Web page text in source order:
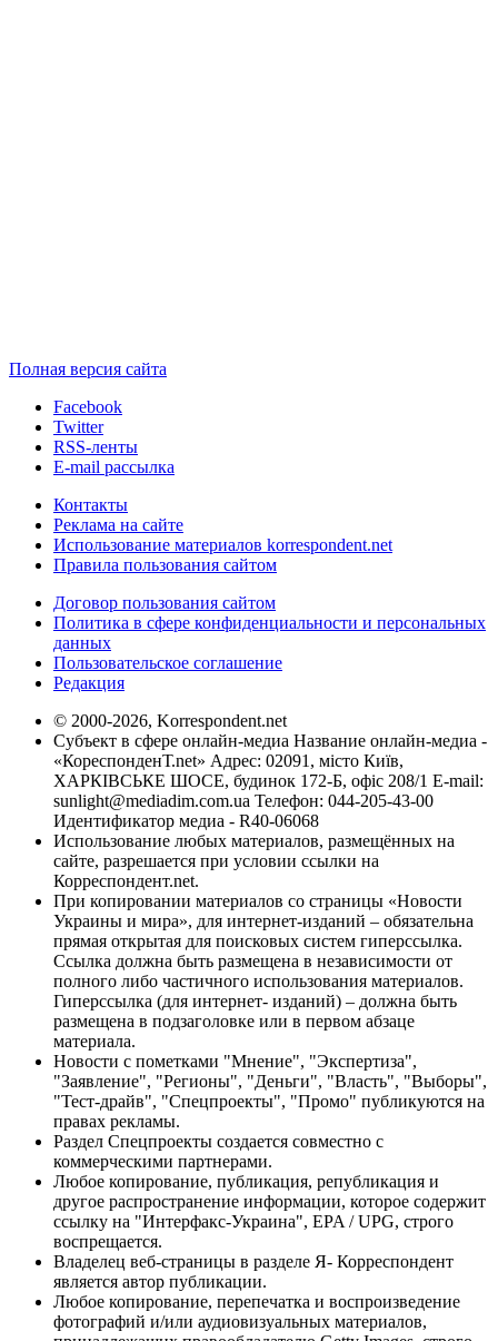
Полная версия сайта
Facebook
Twitter
RSS-ленты
E-mail рассылка
Контакты
Реклама на сайте
Использование материалов korrespondent.net
Правила пользования сайтом
Договор пользования сайтом
Политика в сфере конфиденциальности и персональных
данных
Пользовательское соглашение
Редакция
© 2000-2026, Korrespondent.net
Субъект в сфере онлайн-медиа Название онлайн-медиа -
«КореспонденТ.net» Адрес: 02091, місто Київ,
ХАРКІВСЬКЕ ШОСЕ, будинок 172-Б, офіс 208/1 E-mail:
sunlight@mediadim.com.ua Телефон: 044-205-43-00
Идентификатор медиа - R40-06068
Использование любых материалов, размещённых на
сайте, разрешается при условии ссылки на
Корреспондент.net.
При копировании материалов со страницы «Новости
Украины и мира», для интернет-изданий – обязательна
прямая открытая для поисковых систем гиперссылка.
Ссылка должна быть размещена в независимости от
полного либо частичного использования материалов.
Гиперссылка (для интернет- изданий) – должна быть
размещена в подзаголовке или в первом абзаце
материала.
Новости с пометками "Мнение", "Экспертиза",
"Заявление", "Регионы", "Деньги", "Власть", "Выборы",
"Тест-драйв", "Спецпроекты", "Промо" публикуются на
правах рекламы.
Раздел Спецпроекты создается совместно с
коммерческими партнерами.
Любое копирование, публикация, републикация и
другое распространение информации, которое содержит
ссылку на "Интерфакс-Украина", EPA / UPG, строго
воспрещается.
Владелец веб-страницы в разделе Я- Корреспондент
является автор публикации.
Любое копирование, перепечатка и воспроизведение
фотографий и/или аудиовизуальных материалов,